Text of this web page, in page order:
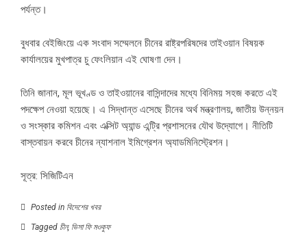
পর্যন্ত।
বুধবার বেইজিংয়ে এক সংবাদ সম্মেলনে চীনের রাষ্ট্রপরিষদের তাইওয়ান বিষয়ক
কার্যালয়ের মুখপাত্র চু ফেংলিয়ান এই ঘোষণা দেন।
তিনি জানান, মূল ভূখণ্ড ও তাইওয়ানের বাসিন্দাদের মধ্যে বিনিময় সহজ করতে এই
পদক্ষেপ নেওয়া হয়েছে। এ সিদ্ধান্ত এসেছে চীনের অর্থ মন্ত্রণালয়, জাতীয় উন্নয়ন
ও সংস্কার কমিশন এবং এক্সিট অ্যান্ড এন্ট্রি প্রশাসনের যৌথ উদ্যোগে। নীতিটি
বাস্তবায়ন করবে চীনের ন্যাশনাল ইমিগ্রেশন অ্যাডমিনিস্ট্রেশন।
সূত্র: সিজিটিএন
Posted in বিদেশের খবর
Tagged চীন, ভিসা ফি মওকুফ